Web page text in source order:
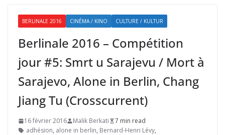
BERLINALE 2016 CINÉMA / KINO CULTURE / KULTUR
Berlinale 2016 – Compétition
jour #5: Smrt u Sarajevu / Mort à
Sarajevo, Alone in Berlin, Chang
Jiang Tu (Crosscurrent)
16 février 2016 Malik Berkati
7 min read
adhésion, alone in berlin, Bernard-Henri Lévy,